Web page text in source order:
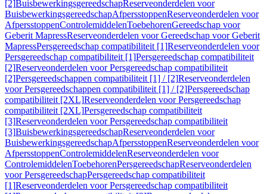
[2]BuisbewerkingsgereedschapReserveonderdelen voor
BuisbewerkingsgereedschapAfpersstoppenReserveonderdelen voor
AfpersstoppenControlemiddelenToebehorenGereedschap voor
Geberit MapressReserveonderdelen voor Gereedschap voor Geberit
MapressPersgereedschap compatibiliteit [1]Reserveonderdelen voor
Persgereedschap compatibiliteit [1]Persgereedschap compatibiliteit
[2]Reserveonderdelen voor Persgereedschap compatibiliteit
[2]Persgereedschappen compatibiliteit [1] / [2]Reserveonderdelen
voor Persgereedschappen compatibiliteit [1] / [2]Persgereedschap
compatibiliteit [2XL]Reserveonderdelen voor Persgereedschap
compatibiliteit [2XL]Persgereedschap compatibiliteit
[3]Reserveonderdelen voor Persgereedschap compatibiliteit
[3]BuisbewerkingsgereedschapReserveonderdelen voor
BuisbewerkingsgereedschapAfpersstoppenReserveonderdelen voor
AfpersstoppenControlemiddelenReserveonderdelen voor
ControlemiddelenToebehorenPersgereedschapReserveonderdelen
voor PersgereedschapPersgereedschap compatibiliteit
[1]Reserveonderdelen voor Persgereedschap compatibiliteit